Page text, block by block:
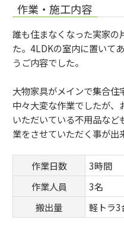
作業・施工内容
誰も住まなくなった実家の
た。4LDKの室内に置いて
うご内容でした。
大物家具がメインで集合住
中々大変な作業でしたが、
いただいている不用品な
業をさせていただく事が出
作業日数
3時間
作業人員
3名
搬出量
軽トラ3